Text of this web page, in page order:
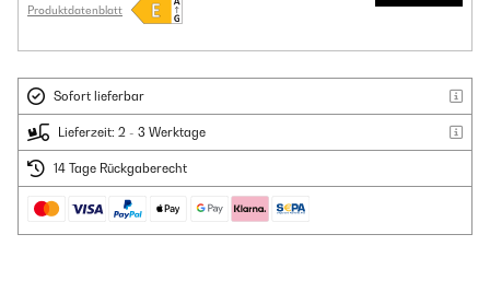
Produktdatenblatt
Sofort lieferbar
Lieferzeit: 2 - 3 Werktage
14 Tage Rückgaberecht